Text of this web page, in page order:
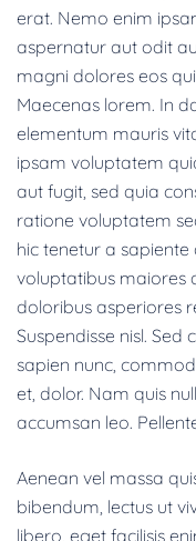
erat. Nemo enim
aspernatur aut odit
magni dolores eos
Maecenas lorem. In
elementum mauris
ipsam voluptatem
aut fugit, sed quia
ratione voluptatem
hic tenetur a sapiente
voluptatibus maiores
doloribus asperiores
Suspendisse nisl. Sed
sapien nunc,
et, dolor. Nam quis
accumsan leo.
Aenean vel massa
bibendum, lectus ut
libero, eget facilisis